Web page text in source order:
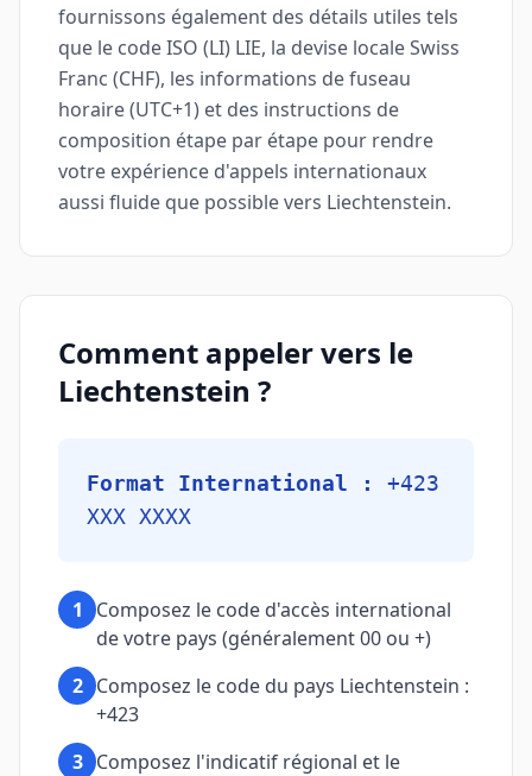
fournissons également des détails utiles tels
que le code ISO (LI) LIE, la devise locale Swiss
Franc (CHF), les informations de fuseau
horaire (UTC+1) et des instructions de
composition étape par étape pour rendre
votre expérience d'appels internationaux
aussi fluide que possible vers Liechtenstein.
Comment appeler vers le
Liechtenstein ?
Format International :
+423
XXX XXXX
1
Composez le code d'accès international
de votre pays (généralement 00 ou +)
2 Composez le code du pays Liechtenstein :
+423
3 Composez l'indicatif régional et le